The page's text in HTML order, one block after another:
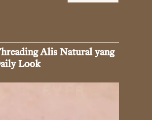
Alis Natural yang
Look